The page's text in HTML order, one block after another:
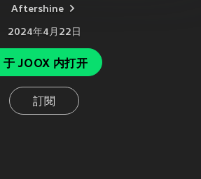
Aftershine
2024年4月22日
于 JOOX 内打开
訂閱